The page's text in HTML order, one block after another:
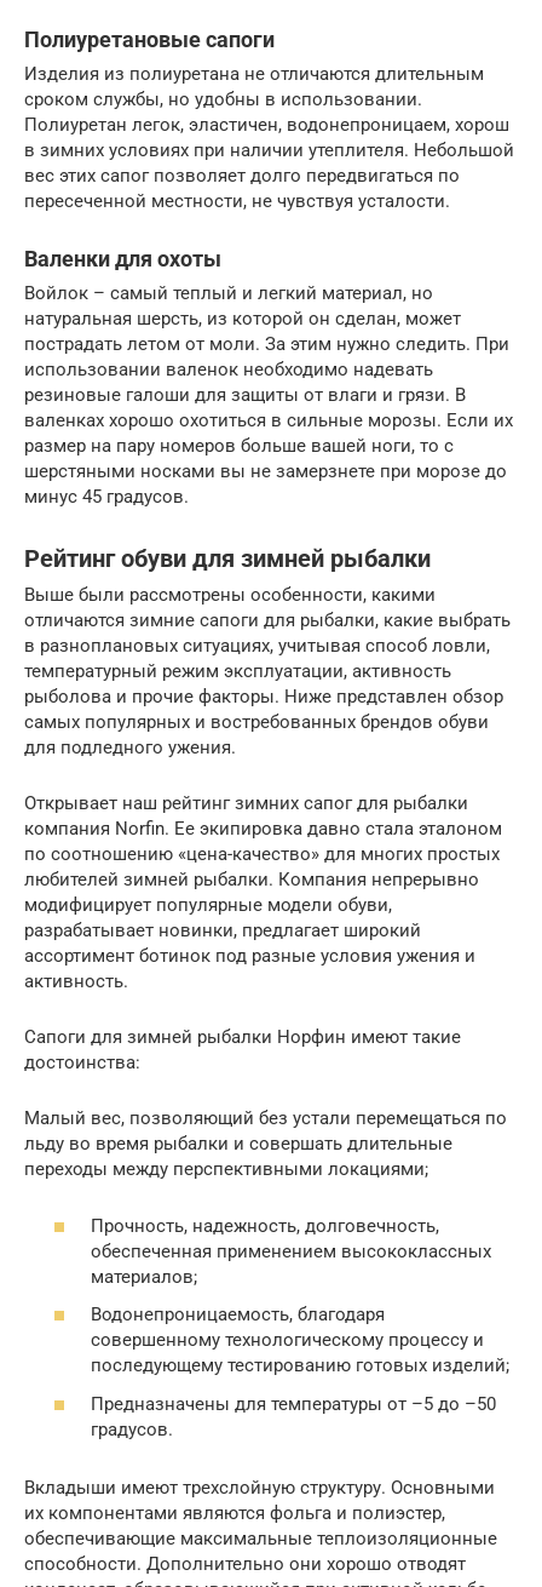
Полиуретановые сапоги
Изделия из полиуретана не отличаются длительным
сроком службы, но удобны в использовании.
Полиуретан легок, эластичен, водонепроницаем, хорош
в зимних условиях при наличии утеплителя. Небольшой
вес этих сапог позволяет долго передвигаться по
пересеченной местности, не чувствуя усталости.
Валенки для охоты
Войлок – самый теплый и легкий материал, но
натуральная шерсть, из которой он сделан, может
пострадать летом от моли. За этим нужно следить. При
использовании валенок необходимо надевать
резиновые галоши для защиты от влаги и грязи. В
валенках хорошо охотиться в сильные морозы. Если их
размер на пару номеров больше вашей ноги, то с
шерстяными носками вы не замерзнете при морозе до
минус 45 градусов.
Рейтинг обуви для зимней рыбалки
Выше были рассмотрены особенности, какими
отличаются зимние сапоги для рыбалки, какие выбрать
в разноплановых ситуациях, учитывая способ ловли,
температурный режим эксплуатации, активность
рыболова и прочие факторы. Ниже представлен обзор
самых популярных и востребованных брендов обуви
для подледного ужения.
Открывает наш рейтинг зимних сапог для рыбалки
компания Norfin. Ее экипировка давно стала эталоном
по соотношению «цена-качество» для многих простых
любителей зимней рыбалки. Компания непрерывно
модифицирует популярные модели обуви,
разрабатывает новинки, предлагает широкий
ассортимент ботинок под разные условия ужения и
активность.
Сапоги для зимней рыбалки Норфин имеют такие
достоинства:
Малый вес, позволяющий без устали перемещаться по
льду во время рыбалки и совершать длительные
переходы между перспективными локациями;
Прочность, надежность, долговечность,
обеспеченная применением высококлассных
материалов;
Водонепроницаемость, благодаря
совершенному технологическому процессу и
последующему тестированию готовых изделий;
Предназначены для температуры от –5 до –50
градусов.
Вкладыши имеют трехслойную структуру. Основными
их компонентами являются фольга и полиэстер,
обеспечивающие максимальные теплоизоляционные
способности. Дополнительно они хорошо отводят